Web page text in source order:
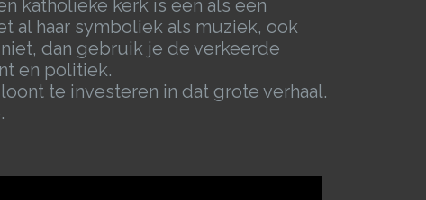
katholieke kerk is een als een
al haar symboliek als muziek, ook
dan gebruik je de verkeerde
en politiek.
te investeren in dat grote verhaal.